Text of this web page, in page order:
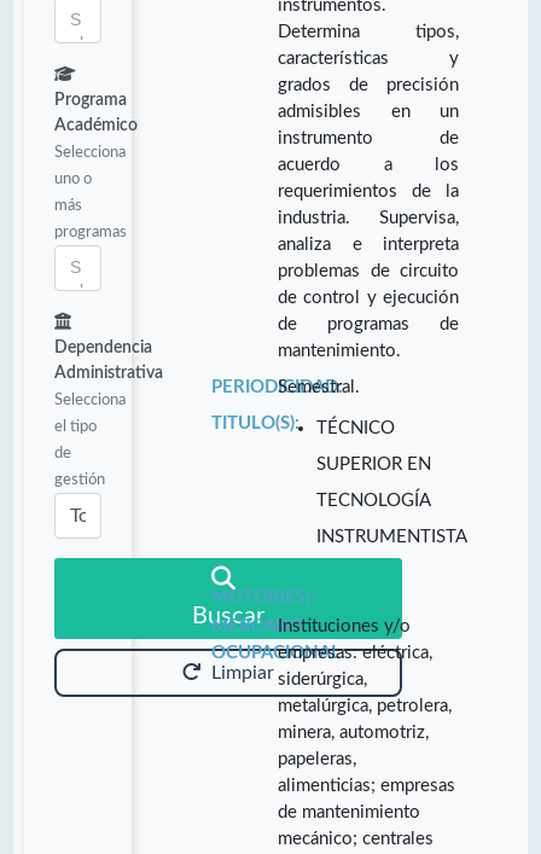
Programa
Académico
Selecciona
uno o
más
programas
Dependencia
Administrativa
Selecciona
el tipo
de
gestión
Buscar
Limpiar
instrumentos.
Determina tipos,
características y
grados de precisión
admisibles en un
instrumento de
acuerdo a los
requerimientos de la
industria. Supervisa,
analiza e interpreta
problemas de circuito
de control y ejecución
de programas de
mantenimiento.
PERIODICIDAD:
Semestral.
TITULO(S):
TÉCNICO
SUPERIOR EN
TECNOLOGÍA
INSTRUMENTISTA
MOTOR(ES):
MERCADO
OCUPACIONAL:
Instituciones y/o
empresas: eléctrica,
siderúrgica,
metalúrgica, petrolera,
minera, automotriz,
papeleras,
alimenticias; empresas
de mantenimiento
mecánico; centrales